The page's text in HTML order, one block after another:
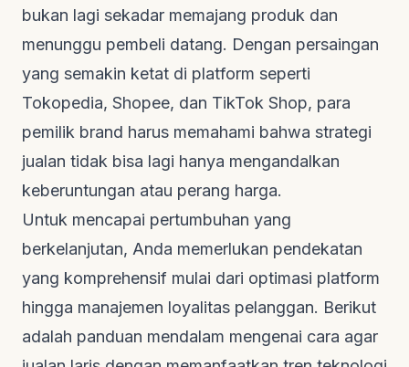
bukan lagi sekadar memajang produk dan
menunggu pembeli datang. Dengan persaingan
yang semakin ketat di platform seperti
Tokopedia, Shopee, dan TikTok Shop, para
pemilik brand harus memahami bahwa strategi
jualan tidak bisa lagi hanya mengandalkan
keberuntungan atau perang harga.
Untuk mencapai pertumbuhan yang
berkelanjutan, Anda memerlukan pendekatan
yang komprehensif mulai dari optimasi platform
hingga manajemen loyalitas pelanggan. Berikut
adalah panduan mendalam mengenai cara agar